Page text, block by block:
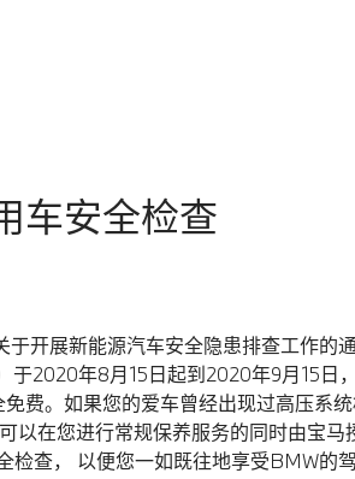
车安全检查
开展新能源汽车安全隐患排查工作
于2020年8月15日起到2020年9月15
费。如果您的爱车曾经出现过高压系
以在您进行常规保养服务的同时由宝
查， 以便您一如既往地享受BMW的驾